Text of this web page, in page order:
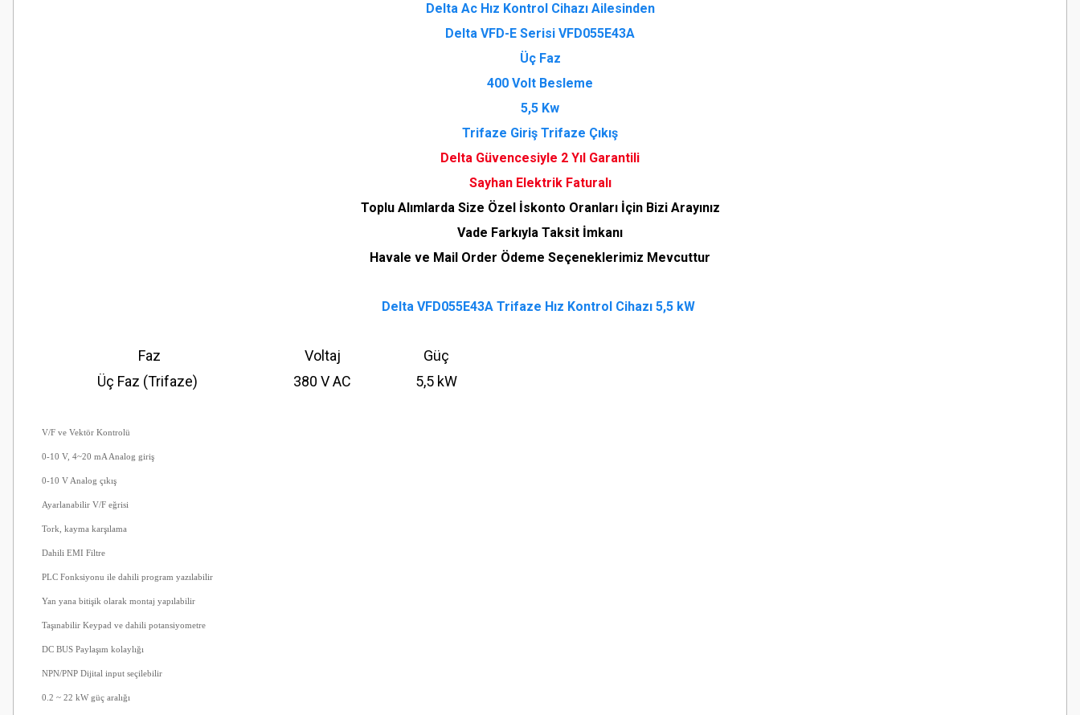
Delta Ac Hız Kontrol Cihazı Ailesinden
Delta VFD-E Serisi VFD055E43A
Üç Faz
400 Volt Besleme
5,5 Kw
Trifaze Giriş Trifaze Çıkış
Delta Güvencesiyle 2 Yıl Garantili
Sayhan Elektrik Faturalı
Toplu Alımlarda Size Özel İskonto Oranları İçin Bizi Arayınız
Vade Farkıyla Taksit İmkanı
Havale ve Mail Order Ödeme Seçeneklerimiz Mevcuttur
Delta VFD055E43A Trifaze Hız Kontrol Cihazı 5,5 kW
Faz Voltaj
Güç
Üç Faz (Trifaze)
380 V AC 5,5 kW
V/F ve Vektör Kontrolü
0-10 V, 4~20 mA Analog giriş
0-10 V Analog çıkış
Ayarlanabilir V/F eğrisi
Tork, kayma karşılama
Dahili EMI Filtre
PLC Fonksiyonu ile dahili program yazılabilir
Yan yana bitişik olarak montaj yapılabilir
Taşınabilir Keypad ve dahili potansiyometre
DC BUS Paylaşım kolaylığı
NPN/PNP Dijital input seçilebilir
0.2 ~ 22 kW güç aralığı